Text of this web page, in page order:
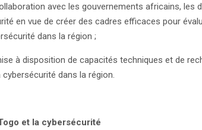
avec les gouvernements africains, les
en vue de créer des cadres efficaces pour
dans la région ;
à disposition de capacités techniques et de
cybersécurité dans la région.
et la cybersécurité